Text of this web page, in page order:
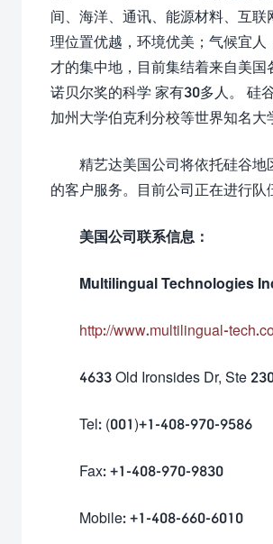
间、海洋、通讯、能源材料、互
理位置优越，环境优美；气候宜
才的集中地，目前集结着来自美
诺贝尔奖的科学 家有30多人。 硅
加州大学伯克利分校等世界知名大
精艺达美国公司将依托硅谷
的客户服务。目前公司正在进行
美国公司联系信息：
Multilingual Technologies
http://www.multilingual-
4633 Old Ironsides Dr, Ste
Tel: (001)+1-408-970-9586
Fax: +1-408-970-9830
Mobile: +1-408-660-6010